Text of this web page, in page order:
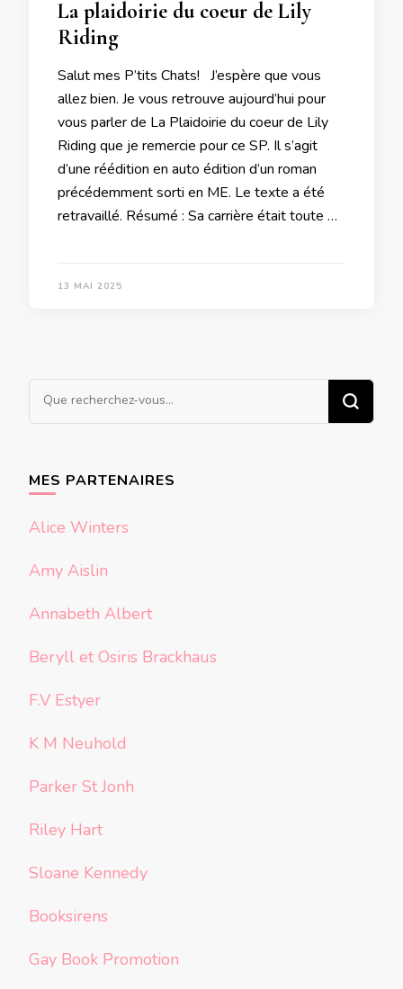
La plaidoirie du coeur de Lily
Riding
Salut mes P’tits Chats! J’espère que vous
allez bien. Je vous retrouve aujourd’hui pour
vous parler de La Plaidoirie du coeur de Lily
Riding que je remercie pour ce SP. Il s’agit
d’une réédition en auto édition d’un roman
précédemment sorti en ME. Le texte a été
retravaillé. Résumé : Sa carrière était toute …
13 MAI 2025
Vous
recherchiez
MES PARTENAIRES
Alice Winters
Amy Aislin
Annabeth Albert
Beryll et Osiris Brackhaus
F.V Estyer
K M Neuhold
Parker St Jonh
Riley Hart
Sloane Kennedy
Booksirens
Gay Book Promotion